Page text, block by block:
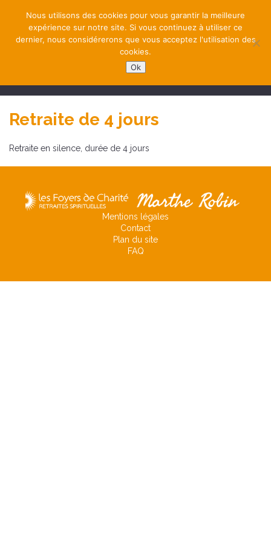
Retraite de 4 jours
Retraite en silence, durée de 4 jours
Mentions légales
Contact
Plan du site
FAQ
Nous utilisons des cookies pour vous garantir la meilleure
expérience sur notre site. Si vous continuez à utiliser ce
dernier, nous considérerons que vous acceptez l'utilisation des
cookies.
Ok